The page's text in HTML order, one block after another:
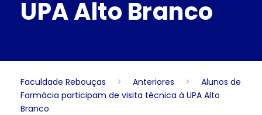
UPA Alto Branco
Faculdade Rebouças > Anteriores >
Alunos de
Farmácia participam de visita técnica à UPA Alto
Branco